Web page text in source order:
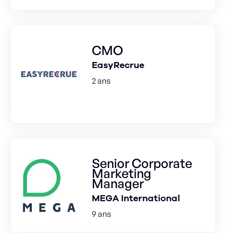
CMO
EasyRecrue
2 ans
Senior Corporate
Marketing
Manager
MEGA International
9 ans